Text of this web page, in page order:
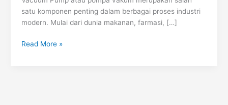
satu komponen penting dalam berbagai proses industri
modern. Mulai dari dunia makanan, farmasi, […]
Read More »